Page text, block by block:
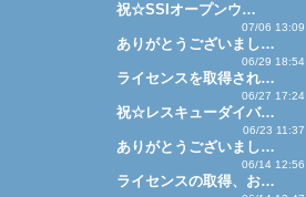
祝☆SSIオープンウ…
07/06 13:09
ありがとうございまし…
06/29 18:54
ライセンスを取得され…
06/27 17:24
祝☆レスキューダイバ…
06/23 11:37
ありがとうございまし…
06/14 12:56
ライセンスの取得、お…